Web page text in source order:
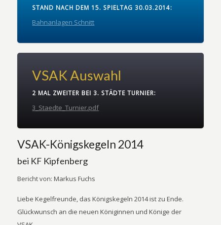
STAND NACH DEM 15. SPIELTAG 30.03.2014:
Bahnanlagen Schnitt
VSAK Auswahl
2 MAL ZWEITER BEI 3. STÄDTE TURNIER:
3_Staedte_Turnier.pdf
VSAK-Königskegeln 2014
bei KF Kipfenberg
Bericht von: Markus Fuchs
Liebe Kegelfreunde, das Königskegeln 2014 ist zu Ende.
Glückwunsch an die neuen Königinnen und Könige der